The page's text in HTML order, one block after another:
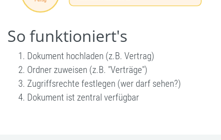
So funktioniert's
Dokument hochladen (z.B. Vertrag)
Ordner zuweisen (z.B. "Verträge")
Zugriffsrechte festlegen (wer darf sehen?)
Dokument ist zentral verfügbar